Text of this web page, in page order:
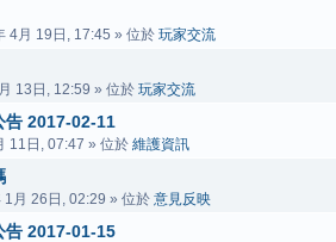
4月 19日, 17:45 » 位於 玩家交流
13日, 12:59 » 位於 玩家交流
告 2017-02-11
11日, 07:47 » 位於 維護資訊
1月 26日, 02:29 » 位於 意見反映
告 2017-01-15